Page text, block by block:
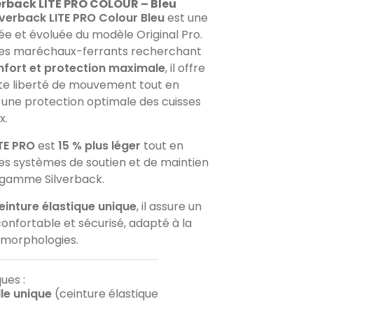
LITE PRO COLOUR – Bleu
LITE PRO Colour Bleuest une
et évoluée du modèle Original Pro.
maréchaux-ferrants recherchant
et protection maximale, il offre
liberté de mouvement tout en
protection optimale des cuisses
PROest 15 % plus léger tout en
systèmes de soutien et de maintien
Silverback.
élastique unique, il assure un
et sécurisé, adapté à la
:
unique (ceinture élastique